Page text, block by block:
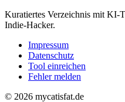
Kuratiertes Verzeichnis mit KI-
Indie-Hacker.
Impressum
Datenschutz
Tool einreichen
Fehler melden
© 2026 mycatisfat.de